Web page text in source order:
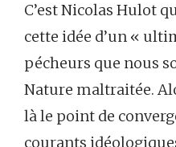
C’est Nicolas Hulot
cette idée d’un «
pécheurs que nous
Nature maltraitée.
là le point de
courants